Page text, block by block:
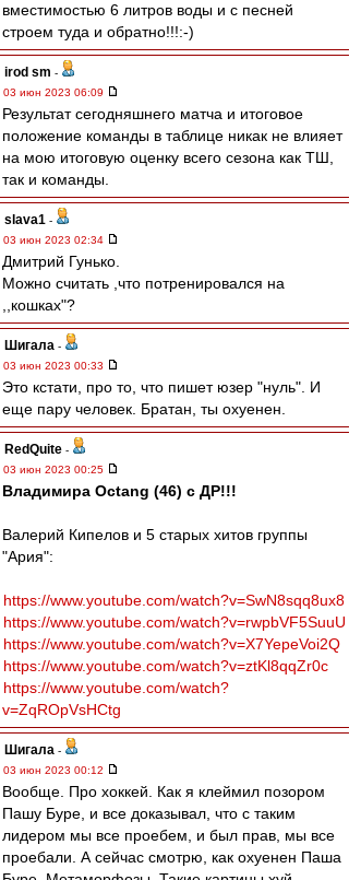
вместимостью 6 литров воды и с песней
строем туда и обратно!!!:-)
irod sm -
03 июн 2023 06:09
Результат сегодняшнего матча и итоговое
положение команды в таблице никак не влияет
на мою итоговую оценку всего сезона как ТШ,
так и команды.
slava1 -
03 июн 2023 02:34
Дмитрий Гунько.
Можно считать ,что потренировался на
,,кошках"?
Шигала -
03 июн 2023 00:33
Это кстати, про то, что пишет юзер "нуль". И
еще пару человек. Братан, ты охуенен.
RedQuite -
03 июн 2023 00:25
Владимира Octang (46) с ДР!!!
Валерий Кипелов и 5 старых хитов группы
"Ария":
https://www.youtube.com/watch?v=SwN8sqq8ux8
https://www.youtube.com/watch?v=rwpbVF5SuuU
https://www.youtube.com/watch?v=X7YepeVoi2Q
https://www.youtube.com/watch?v=ztKl8qqZr0c
https://www.youtube.com/watch?
v=ZqROpVsHCtg
Шигала -
03 июн 2023 00:12
Вообще. Про хоккей. Как я клеймил позором
Пашу Буре, и все доказывал, что с таким
лидером мы все проебем, и был прав, мы все
проебали. А сейчас смотрю, как охуенен Паша